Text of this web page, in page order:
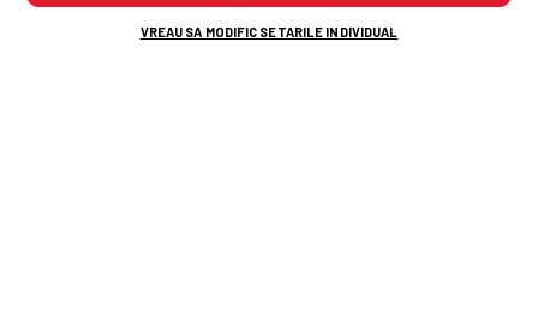
VREAU SA MODIFIC SETARILE INDIVIDUAL